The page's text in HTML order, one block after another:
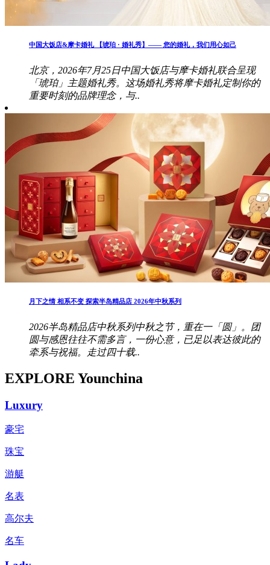
中国大饭店&摩卡婚礼 【琥珀 · 婚礼秀】—— 您的婚礼，我们用心如己
北京，2026年7月25日中国大饭店与摩卡婚礼联合呈现
「琥珀」主题婚礼秀。这场婚礼秀将摩卡婚礼定制你的
重要时刻的品牌理念，与..
月下之情 相系不变 探索半岛精品店 2026年中秋系列
2026半岛精品店中秋系列中秋之节，重在一「圆」。团
圆与感恩往往不需多言，一份心意，已足以表达彼此的
牵系与祝福。走过四十载..
EXPLORE Younchina
Luxury
豪宅
珠宝
游艇
名表
高尔夫
名车